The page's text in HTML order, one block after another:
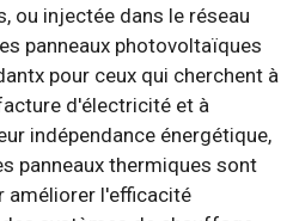
ou injectée dans le réseau
panneaux photovoltaïques
pour ceux qui cherchent à
d'électricité et à
indépendance énergétique,
panneaux thermiques sont
améliorer l'efficacité